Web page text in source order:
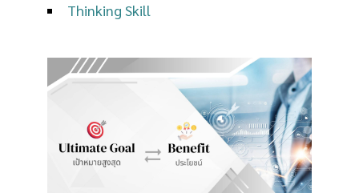
Thinking Skill